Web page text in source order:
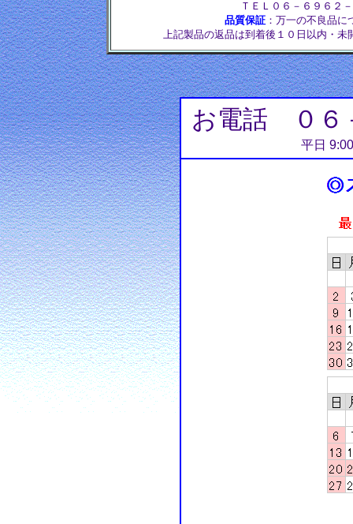
ＴＥＬ０６－６９６２
品質保証 ：万一の不良品
上記製品の返品は到着後１０日以内・
お電話 ０６
平日